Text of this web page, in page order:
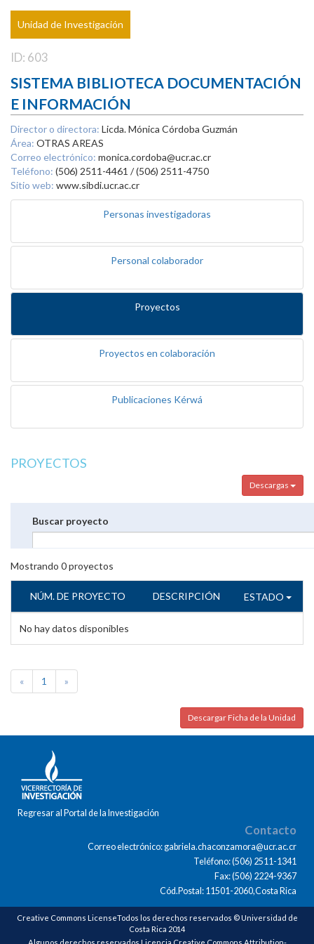
Unidad de Investigación
ID: 603
SISTEMA BIBLIOTECA DOCUMENTACIÓN
E INFORMACIÓN
Director o directora: Licda. Mónica Córdoba Guzmán
Área: OTRAS AREAS
Correo electrónico: monica.cordoba@ucr.ac.cr
Teléfono: (506) 2511-4461 / (506) 2511-4750
Sitio web: www.sibdi.ucr.ac.cr
Personas investigadoras
Personal colaborador
Proyectos
Proyectos en colaboración
Publicaciones Kérwá
PROYECTOS
Descargas
Buscar proyecto
Mostrando 0proyectos
NÚM. DE PROYECTO DESCRIPCIÓN ESTADO
No hay datos disponibles
« 1 »
Descargar Ficha de la Unidad
Regresar al Portal de la Investigación
Contacto
Correo electrónico: gabriela.chaconzamora@ucr.ac.cr
Teléfono: (506) 2511-1341
Fax: (506) 2224-9367
Cód.Postal: 11501-2060,Costa Rica
Creative Commons LicenseTodos los derechos reservados © Universidad de
Costa Rica 2014